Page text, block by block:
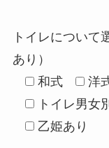
トイレについて
あり）
和式
洋
トイレ男女
乙姫あり